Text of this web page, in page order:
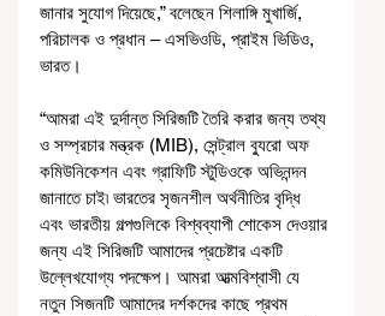
জানার সুযোগ দিয়েছে,” বলেছেন শিলাঙ্গি মুখার্জি,
পরিচালক ও প্রধান – এসভিওডি, প্রাইম ভিডিও,
ভারত।
“আমরা এই দুর্দান্ত সিরিজটি তৈরি করার জন্য তথ্য
ও সম্প্রচার মন্ত্রক (MIB), সেন্ট্রাল ব্যুরো অফ
কমিউনিকেশন এবং গ্রাফিটি স্টুডিওকে অভিনন্দন
জানাতে চাই৷ ভারতের সৃজনশীল অর্থনীতির বৃদ্ধি
এবং ভারতীয় গল্পগুলিকে বিশ্বব্যাপী শোকেস দেওয়ার
জন্য এই সিরিজটি আমাদের প্রচেষ্টার একটি
উল্লেখযোগ্য পদক্ষেপ। আমরা আত্মবিশ্বাসী যে
নতুন সিজনটি আমাদের দর্শকদের কাছে প্রথম